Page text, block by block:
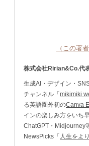
（この著
株式会社Ririan&Co.代
生成AI・デザイン・
チャンネル「mikimiki
る英語圏外初のCanva
インの楽しみ方をいち
ChatGPT・Midjourney
NewsPicks「 人生をよ